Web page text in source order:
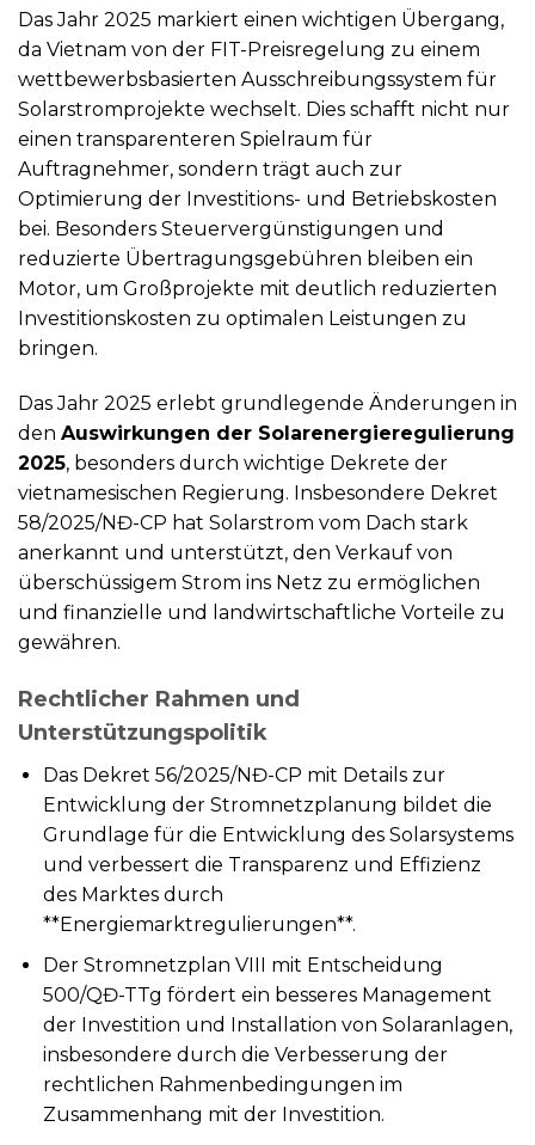
Das Jahr 2025 markiert einen wichtigen Übergang,
da Vietnam von der FIT-Preisregelung zu einem
wettbewerbsbasierten Ausschreibungssystem für
Solarstromprojekte wechselt. Dies schafft nicht nur
einen transparenteren Spielraum für
Auftragnehmer, sondern trägt auch zur
Optimierung der Investitions- und Betriebskosten
bei. Besonders Steuervergünstigungen und
reduzierte Übertragungsgebühren bleiben ein
Motor, um Großprojekte mit deutlich reduzierten
Investitionskosten zu optimalen Leistungen zu
bringen.
Das Jahr 2025 erlebt grundlegende Änderungen in
den Auswirkungen der Solarenergieregulierung
2025, besonders durch wichtige Dekrete der
vietnamesischen Regierung. Insbesondere Dekret
58/2025/NĐ-CP hat Solarstrom vom Dach stark
anerkannt und unterstützt, den Verkauf von
überschüssigem Strom ins Netz zu ermöglichen
und finanzielle und landwirtschaftliche Vorteile zu
gewähren.
Rechtlicher Rahmen und
Unterstützungspolitik
Das Dekret 56/2025/NĐ-CP mit Details zur
Entwicklung der Stromnetzplanung bildet die
Grundlage für die Entwicklung des Solarsystems
und verbessert die Transparenz und Effizienz
des Marktes durch
**Energiemarktregulierungen**.
Der Stromnetzplan VIII mit Entscheidung
500/QĐ-TTg fördert ein besseres Management
der Investition und Installation von Solaranlagen,
insbesondere durch die Verbesserung der
rechtlichen Rahmenbedingungen im
Zusammenhang mit der Investition.